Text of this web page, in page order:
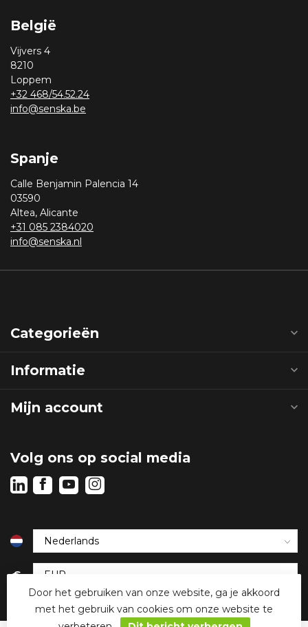
België
Vijvers 4
8210
Loppem
+32 468/54.52.24
info@senska.be
Spanje
Calle Benjamin Palencia 14
03590
Altea, Alicante
+31 085 2384020
info@senska.nl
Categorieën
Informatie
Mijn account
Volg ons op social media
€
Door het gebruiken van onze website, ga je akkoord
met het gebruik van cookies om onze website te